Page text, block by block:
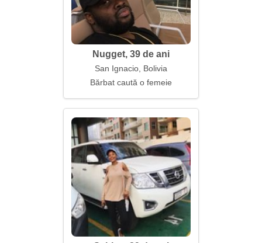
Nugget, 39 de ani
San Ignacio, Bolivia
Bărbat caută o femeie